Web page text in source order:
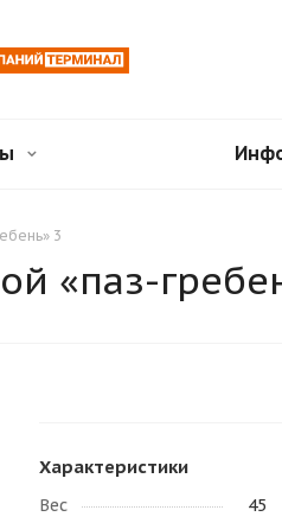
3
«паз-
Характеристики
Вес
45